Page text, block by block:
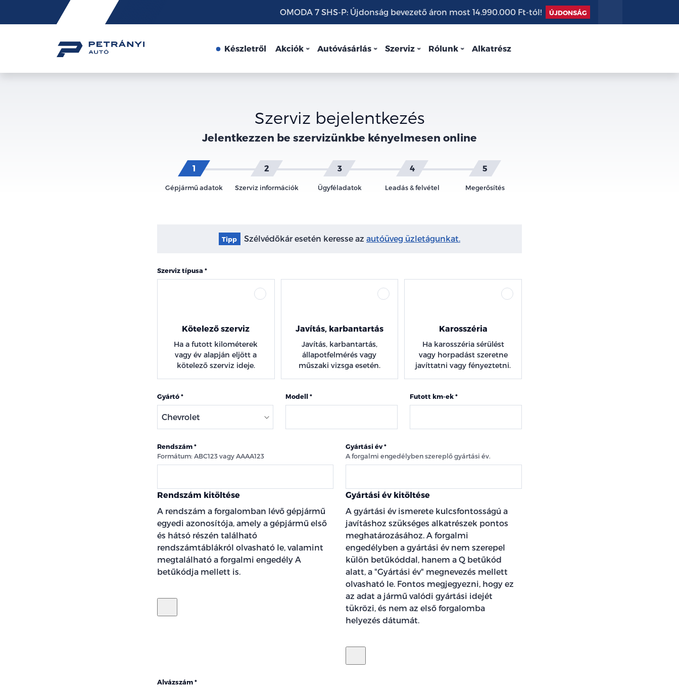
Friss
hírek
OMODA 7 SHS-P: Újdonság bevezető áron most 14.990.000 Ft-tól! ÚJDONSÁG
Készletről Akciók Autóvásárlás Szerviz Rólunk Alkatrész
Szerviz bejelentkezés
Jelentkezzen be szervizünkbe kényelmesen online
Gépjármű adatok Szerviz információk Ügyféladatok Leadás & felvétel Megerősítés
Tipp Szélvédőkár esetén keresse az autóüveg üzletágunkat.
Szerviz típusa
Kötelező szerviz
Ha a futott kilométerek
vagy év alapján eljött a
kötelező szerviz ideje.
Javítás, karbantartás
Javítás, karbantartás,
állapotfelmérés vagy
műszaki vizsga esetén.
Karosszéria
Ha karosszéria sérülést
vagy horpadást szeretne
javíttatni vagy fényeztetni.
Gyártó Modell Futott km-ek
Rendszám
Formátum: ABC123 vagy AAAA123
Rendszám kitöltése
A rendszám a forgalomban lévő gépjármű
egyedi azonosítója, amely a gépjármű első
és hátsó részén található
rendszámtáblákról olvasható le, valamint
megtalálható a forgalmi engedély A
betűkódja mellett is.
Gyártási év
A forgalmi engedélyben szereplő gyártási év.
Gyártási év kitöltése
A gyártási év ismerete kulcsfontosságú a
javításhoz szükséges alkatrészek pontos
meghatározásához. A forgalmi
engedélyben a gyártási év nem szerepel
külön betűkóddal, hanem a Q betűkód
alatt, a "Gyártási év" megnevezés mellett
olvasható le. Fontos megjegyezni, hogy ez
az adat a jármű valódi gyártási idejét
tükrözi, és nem az első forgalomba
helyezés dátumát.
Alvázszám